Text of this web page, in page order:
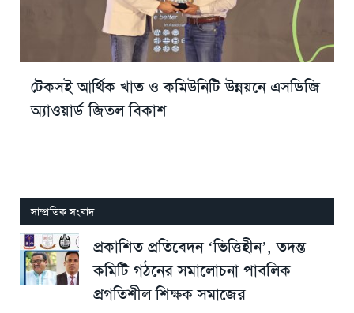
টেকসই আর্থিক খাত ও কমিউনিটি উন্নয়নে এসডিজি
অ্যাওয়ার্ড জিতল বিকাশ
সাম্প্রতিক সংবাদ
প্রকাশিত প্রতিবেদন ‘ভিত্তিহীন’, তদন্ত
কমিটি গঠনের সমালোচনা পাবলিক
প্রগতিশীল শিক্ষক সমাজের